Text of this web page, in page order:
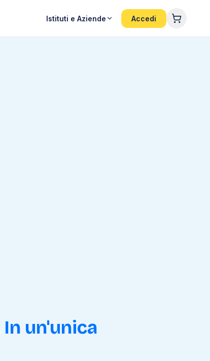
Istituti e Aziende Accedi
In un'unica